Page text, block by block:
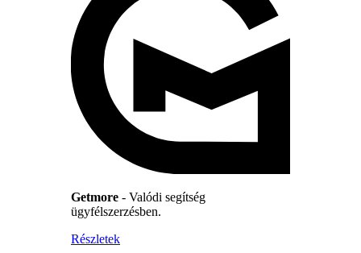
Getmore - Valódi segítség
ügyfélszerzésben.
Részletek